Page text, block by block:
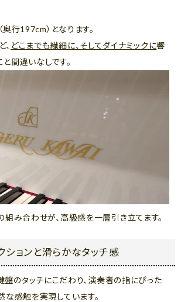
行197cm）となります。
どこまでも繊細に、そしてダイナミックに響
間違いなしです。
組み合わせが、高級感を一層引き立てます。
ョンと滑らかなタッチ感
のタッチにこだわり、演奏者の指にぴった
な感触を実現しています。